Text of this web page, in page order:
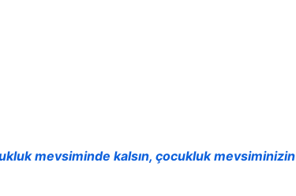
mevsiminde kalsın, çocukluk mevsiminizin